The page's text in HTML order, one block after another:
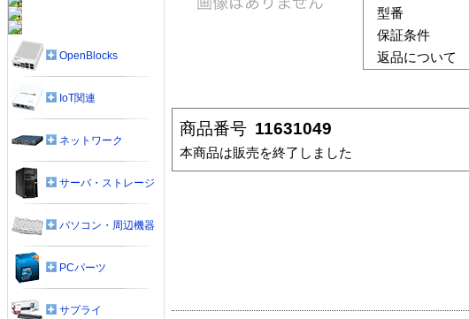
型番
保証条件
返品について
商品番号 11631049
本商品は販売を終了しました
OpenBlocks
IoT関連
ネットワーク
サーバ・ストレージ
パソコン・周辺機器
PCパーツ
サプライ